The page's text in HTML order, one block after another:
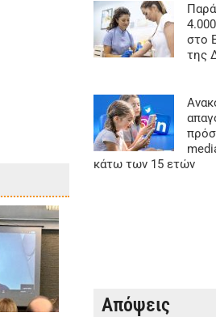
στο
της
κάτω των 15 ετών
Απόψεις